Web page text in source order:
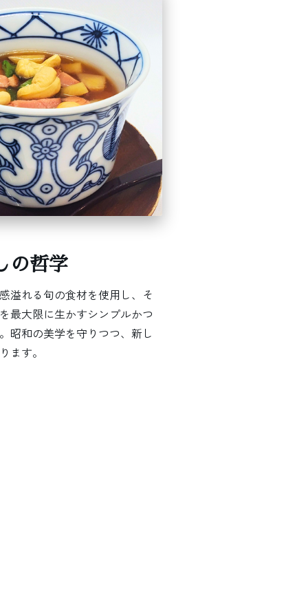
の哲学
溢れる旬の食材を使用し、そ
最大限に生かすシンプルかつ
昭和の美学を守りつつ、新し
ます。